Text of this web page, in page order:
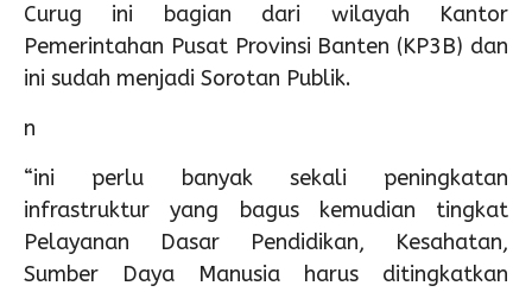
Curug ini bagian dari wilayah Kantor
Pemerintahan Pusat Provinsi Banten (KP3B) dan
ini sudah menjadi Sorotan Publik.
n
“ini perlu banyak sekali peningkatan
infrastruktur yang bagus kemudian tingkat
Pelayanan Dasar Pendidikan, Kesahatan,
Sumber Daya Manusia harus ditingkatkan